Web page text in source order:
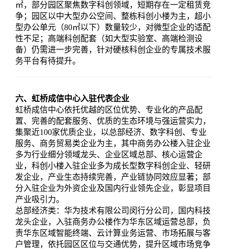
㎡，部分园区聚焦数字科创领域，短期存在一定租赁竞
争；园区以中大型办公空间、整栋科创小楼为主，超小
型办公单元（80㎡以下）数量较少，对微型企业的适配
性不足；高端科创配套（如大型实验室、高端检测设
备）仍需进一步完善，针对硬核科创企业的专属技术服
务平台有待提升。
六、虹桥成信中心入驻代表企业
虹桥成信中心依托优越的区位优势、专业化的产品配
置、完善的配套服务、优质的生态环境与强运营实力，
集聚近100家优质企业，以总部经济、数字科创、专业
服务、商务贸易类企业为主，其中商务办公楼入驻企业
多为行业细分领域龙头、企业区域总部、核心运营企
业，科创小楼入驻企业多为成长型数字科创企业、轻研
发企业，产业生态持续完善，产业链协同效应显著；部
分入驻企业为外资企业及国内行业领先企业，彰显项目
产业吸引力。
总部经济类：华为技术有限公司闵行分公司，国内科技
龙头企业，入驻商务办公楼作为华东区域运营总部，负
责华东区域智能终端、云计算业务运营、市场拓展与客
户管理，依托园区区位与交通优势，提升区域市场竞争